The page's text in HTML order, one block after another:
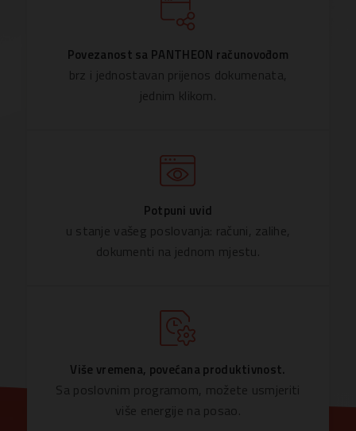
Povezanost sa PANTHEON računovođom
brz i jednostavan prijenos dokumenata,
jednim klikom.
Potpuni uvid
u stanje vašeg poslovanja: računi, zalihe,
dokumenti na jednom mjestu.
Više vremena, povećana produktivnost.
Sa poslovnim programom, možete usmjeriti
više energije na posao.